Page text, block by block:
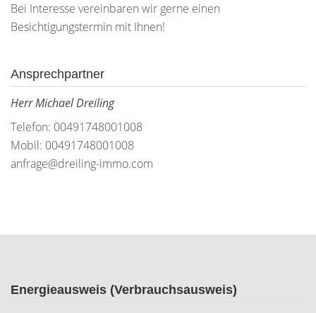
Bei Interesse vereinbaren wir gerne einen
Besichtigungstermin mit Ihnen!
Ansprechpartner
Herr Michael Dreiling
Telefon: 00491748001008
Mobil: 00491748001008
anfrage@dreiling-immo.com
Energieausweis (Verbrauchsausweis)